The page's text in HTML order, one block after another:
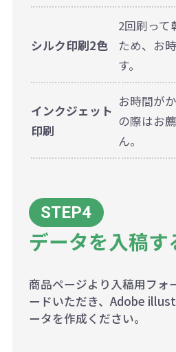
シルク印刷2色
2回刷って
ため、お
す。
インクジェット
印刷
お時間が
の際はお
ん。
データを入稿す
商品ページより入稿用フォ
ードいただき、Adobe
ータを作成ください。